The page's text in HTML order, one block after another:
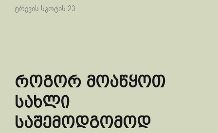
ტრევის სკოტის 23 …
როგორ მოაწყოთ
სახლი
საშემოდგომოდ